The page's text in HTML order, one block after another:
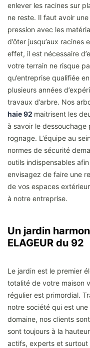
enlever les racines sur
ne reste. Il faut avoir
pression avec les
d’ôter jusqu’aux racines
effet, il est nécessaire
votre terrain ne risque
qu’entreprise qualifiée
plusieurs années
travaux d’arbre. Nos
haie 92 maitrisent les
à savoir le
rognage. L’équipe au
normes de sécurité
outils indispensables
envisagez de faire une
de vos espaces
à notre entreprise.
Un jardin
ELAGEUR du 92
Le jardin est le premier
totalité de votre maison
régulier est primordial.
notre société qui est
domaine, nos clients
sont toujours à la
actifs, experts et surtout